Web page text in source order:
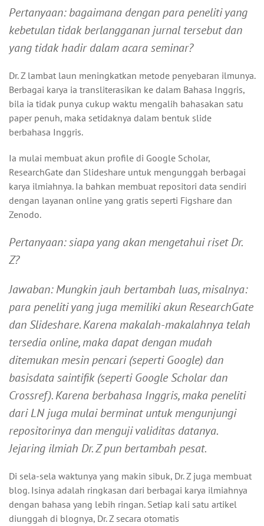
Pertanyaan: bagaimana dengan para peneliti yang
kebetulan tidak berlangganan jurnal tersebut dan
yang tidak hadir dalam acara seminar?
Dr. Z lambat laun meningkatkan metode penyebaran ilmunya.
Berbagai karya ia transliterasikan ke dalam Bahasa Inggris,
bila ia tidak punya cukup waktu mengalih bahasakan satu
paper penuh, maka setidaknya dalam bentuk slide
berbahasa Inggris.
Ia mulai membuat akun profile di Google Scholar,
ResearchGate dan Slideshare untuk mengunggah berbagai
karya ilmiahnya. Ia bahkan membuat repositori data sendiri
dengan layanan online yang gratis seperti Figshare dan
Zenodo.
Pertanyaan: siapa yang akan mengetahui riset Dr.
Z?
Jawaban: Mungkin jauh bertambah luas, misalnya:
para peneliti yang juga memiliki akun ResearchGate
dan Slideshare. Karena makalah-makalahnya telah
tersedia online, maka dapat dengan mudah
ditemukan mesin pencari (seperti Google) dan
basisdata saintifik (seperti Google Scholar dan
Crossref). Karena berbahasa Inggris, maka peneliti
dari LN juga mulai berminat untuk mengunjungi
repositorinya dan menguji validitas datanya.
Jejaring ilmiah Dr. Z pun bertambah pesat.
Di sela-sela waktunya yang makin sibuk, Dr. Z juga membuat
blog. Isinya adalah ringkasan dari berbagai karya ilmiahnya
dengan bahasa yang lebih ringan. Setiap kali satu artikel
diunggah di blognya, Dr. Z secara otomatis